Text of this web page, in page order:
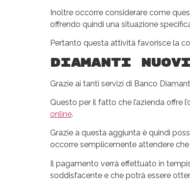
Inoltre occorre considerare come
offrendo quindi una situazione
Pertanto questa attività favorisce la
Diamanti
Grazie ai tanti servizi di Banco
Questo per il fatto che l’azienda offre
online.
Grazie a questa aggiunta è quindi
occorre semplicemente attendere
Il pagamento verrà effettuato in
soddisfacente e che potrà essere